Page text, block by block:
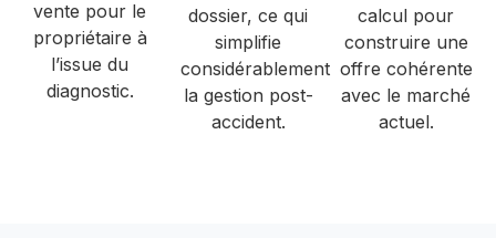
vente pour le
propriétaire à
l’issue du
diagnostic.
dossier, ce qui
simplifie
considérablement
la gestion post-
accident.
calcul pour
construire une
offre cohérente
avec le marché
actuel.